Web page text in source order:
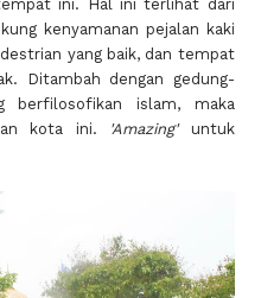
ini. Hal ini terlihat dari
kenyamanan pejalan kaki
yang baik, dan tempat
Ditambah dengan gedung-
berfilosofikan islam, maka
kota ini.
'Amazing'untuk